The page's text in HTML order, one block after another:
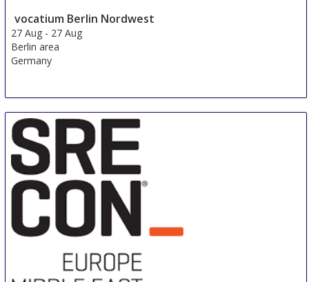
vocatium Berlin Nordwest
27 Aug - 27 Aug
Berlin area
Germany